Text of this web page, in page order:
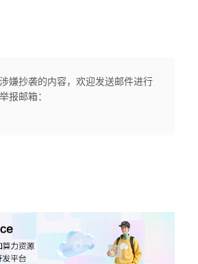
嫌抄袭的内容，欢迎发送邮件进行
报邮箱：